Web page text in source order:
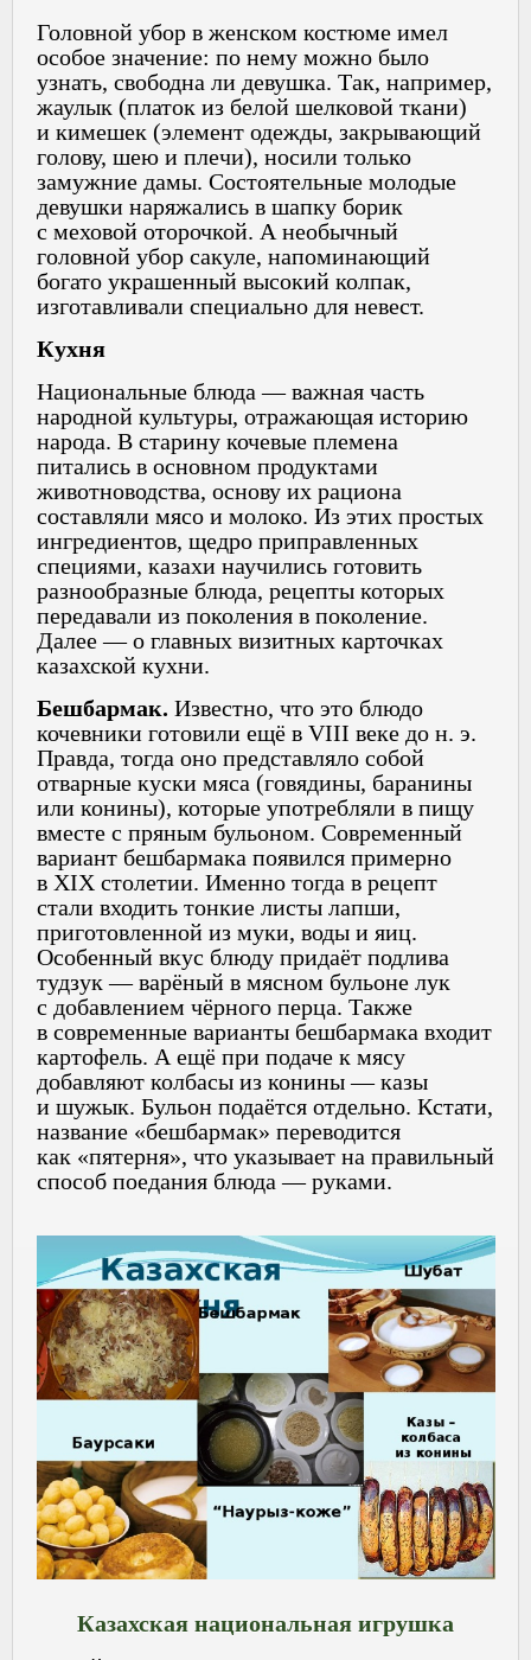
Головной убор в женском костюме имел
особое значение: по нему можно было
узнать, свободна ли девушка. Так, например,
жаулык (платок из белой шелковой ткани)
и кимешек (элемент одежды, закрывающий
голову, шею и плечи), носили только
замужние дамы. Состоятельные молодые
девушки наряжались в шапку борик
с меховой оторочкой. А необычный
головной убор сакуле, напоминающий
богато украшенный высокий колпак,
изготавливали специально для невест.
Кухня
Национальные блюда — важная часть
народной культуры, отражающая историю
народа. В старину кочевые племена
питались в основном продуктами
животноводства, основу их рациона
составляли мясо и молоко. Из этих простых
ингредиентов, щедро приправленных
специями, казахи научились готовить
разнообразные блюда, рецепты которых
передавали из поколения в поколение.
Далее — о главных визитных карточках
казахской кухни.
Бешбармак. Известно, что это блюдо
кочевники готовили ещё в VIII веке до н. э.
Правда, тогда оно представляло собой
отварные куски мяса (говядины, баранины
или конины), которые употребляли в пищу
вместе с пряным бульоном. Современный
вариант бешбармака появился примерно
в XIX столетии. Именно тогда в рецепт
стали входить тонкие листы лапши,
приготовленной из муки, воды и яиц.
Особенный вкус блюду придаёт подлива
тудзук — варёный в мясном бульоне лук
с добавлением чёрного перца. Также
в современные варианты бешбармака входит
картофель. А ещё при подаче к мясу
добавляют колбасы из конины — казы
и шужык. Бульон подаётся отдельно. Кстати,
название «бешбармак» переводится
как «пятерня», что указывает на правильный
способ поедания блюда — руками.
Казахская национальная игрушка